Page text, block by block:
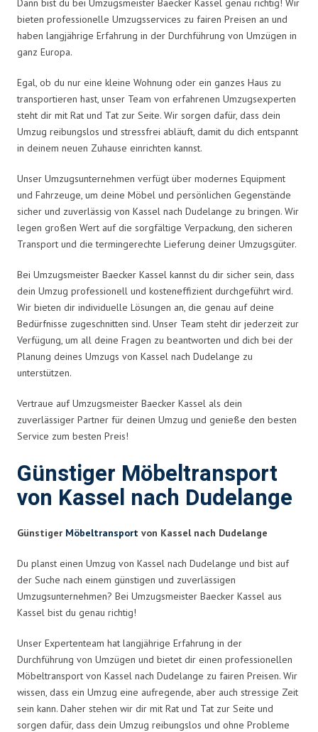
Dann bist du bei Umzugsmeister Baecker Kassel genau richtig! Wir
bieten professionelle Umzugsservices zu fairen Preisen an und
haben langjährige Erfahrung in der Durchführung von Umzügen in
ganz Europa.
Egal, ob du nur eine kleine Wohnung oder ein ganzes Haus zu
transportieren hast, unser Team von erfahrenen Umzugsexperten
steht dir mit Rat und Tat zur Seite. Wir sorgen dafür, dass dein
Umzug reibungslos und stressfrei abläuft, damit du dich entspannt
in deinem neuen Zuhause einrichten kannst.
Unser Umzugsunternehmen verfügt über modernes Equipment
und Fahrzeuge, um deine Möbel und persönlichen Gegenstände
sicher und zuverlässig von Kassel nach Dudelange zu bringen. Wir
legen großen Wert auf die sorgfältige Verpackung, den sicheren
Transport und die termingerechte Lieferung deiner Umzugsgüter.
Bei Umzugsmeister Baecker Kassel kannst du dir sicher sein, dass
dein Umzug professionell und kosteneffizient durchgeführt wird.
Wir bieten dir individuelle Lösungen an, die genau auf deine
Bedürfnisse zugeschnitten sind. Unser Team steht dir jederzeit zur
Verfügung, um all deine Fragen zu beantworten und dich bei der
Planung deines Umzugs von Kassel nach Dudelange zu
unterstützen.
Vertraue auf Umzugsmeister Baecker Kassel als dein
zuverlässiger Partner für deinen Umzug und genieße den besten
Service zum besten Preis!
Günstiger Möbeltransport
von Kassel nach Dudelange
Günstiger Möbeltransport von Kassel nach Dudelange
Du planst einen Umzug von Kassel nach Dudelange und bist auf
der Suche nach einem günstigen und zuverlässigen
Umzugsunternehmen? Bei Umzugsmeister Baecker Kassel aus
Kassel bist du genau richtig!
Unser Expertenteam hat langjährige Erfahrung in der
Durchführung von Umzügen und bietet dir einen professionellen
Möbeltransport von Kassel nach Dudelange zu fairen Preisen. Wir
wissen, dass ein Umzug eine aufregende, aber auch stressige Zeit
sein kann. Daher stehen wir dir mit Rat und Tat zur Seite und
sorgen dafür, dass dein Umzug reibungslos und ohne Probleme